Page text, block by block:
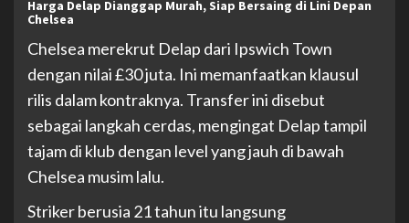
Harga Delap Dianggap Murah, Siap Bersaing di Lini Depan
Chelsea
Chelsea merekrut Delap dari Ipswich Town
dengan nilai £30 juta. Ini memanfaatkan klausul
rilis dalam kontraknya. Transfer ini disebut
sebagai langkah cerdas, mengingat Delap tampil
tajam di klub dengan level yang jauh di bawah
Chelsea musim lalu.
Striker berusia 21 tahun itu langsung